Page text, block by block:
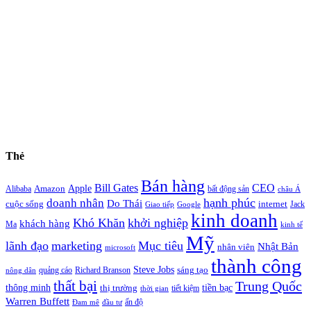
Thẻ
Alibaba Amazon Apple Bill Gates Bán hàng bất động sản CEO châu Á
cuộc sống doanh nhân Do Thái Giao tiếp Google hạnh phúc internet Jack
Ma khách hàng Khó Khăn khởi nghiệp kinh doanh kinh tế
lãnh đạo marketing microsoft Mục tiêu Mỹ nhân viên Nhật Bản
nông dân quảng cáo Richard Branson Steve Jobs sáng tạo thành công
thông minh thất bại thị trường thời gian tiết kiệm tiền bạc Trung Quốc
Warren Buffett Đam mê đầu tư ấn độ